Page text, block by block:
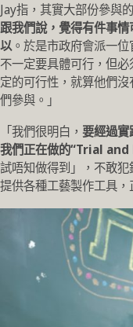
Jay指，其實大部份參與
跟我們說，覺得有件事
以。於是市政府會派一
不一定要具體可行，但
定的可行性，就算他們
們參與。」
「我們很明白， 要經過實
我們正在做的“Trial
試唔知做得到」，不敢犯
提供各種工藝製作工具，